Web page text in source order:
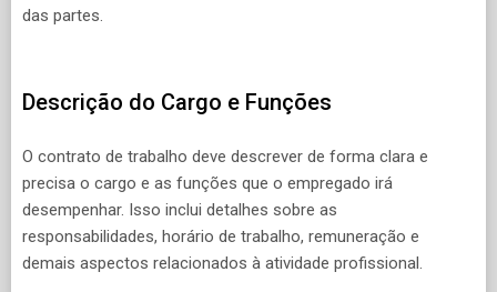
das partes.
Descrição do Cargo e Funções
O contrato de trabalho deve descrever de forma clara e
precisa o cargo e as funções que o empregado irá
desempenhar. Isso inclui detalhes sobre as
responsabilidades, horário de trabalho, remuneração e
demais aspectos relacionados à atividade profissional.